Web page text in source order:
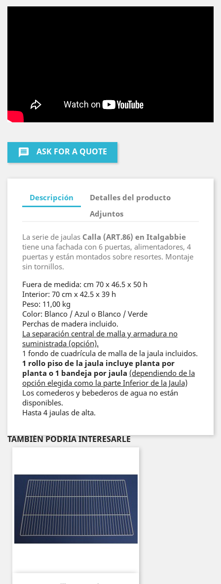
message ASK FOR A QUOTE
Descripción
Detalles del producto
Adjuntos
La serie de jaulas Calla (ART.86) en Italgabbie
tiene una fachada con 6 puertas, alimentadores, 4
puertas y están montados sobre resortes. Montaje
sin tornillos.
Fuera de medida: cm 70 x 46.5 x 50 h
Interior: 70 cm x 42.5 x 39 h
Peso: 11,00 kg
Color: Blanco / Azul o Blanco / Verde
Perchas de madera incluido.
La separación central de malla y armadura no
suministrada (opción).
1 fondo de cuadrícula de malla de la jaula incluidos.
1 rollo piso de la jaula incluye planta por
planta o 1 bandeja por jaula (dependiendo de la
opción elegida como la parte Inferior de la Jaula)
Los comederos y bebederos de agua no están
disponibles.
Hasta 4 jaulas de alta.
TAMBIÉN PODRÍA INTERESARLE